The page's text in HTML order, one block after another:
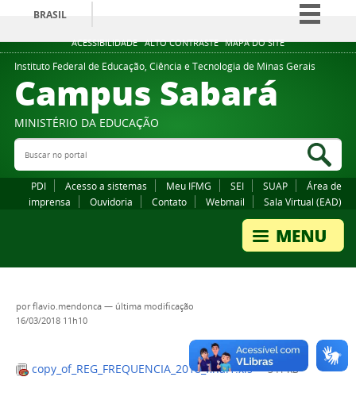
ACESSIBILIDADE ALTO CONTRASTE MAPA DO SITE
BRASIL
Simplifique!
Comunica BR
Participe
Legislação
Instituto Federal de Educação, Ciência e Tecnologia de Minas Gerais
Campus Sabará
MINISTÉRIO DA EDUCAÇÃO
Buscar no portal
PDI Acesso a sistemas Meu IFMG SEI SUAP
Área de
imprensa
Ouvidoria Contato Webmail Sala Virtual (EAD)
porflavio.mendonca — última modificação
16/03/2018 11h10
copy_of_REG_FREQUENCIA_2018_final1.xls— 341 KB